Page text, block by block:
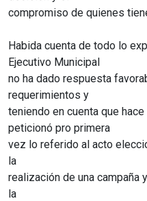
compromiso de quienes
Habida cuenta de todo lo
Ejecutivo Municipal
no ha dado respuesta
requerimientos y
teniendo en cuenta que
peticionó pro primera
vez lo referido al acto
la
realización de una campaña
la